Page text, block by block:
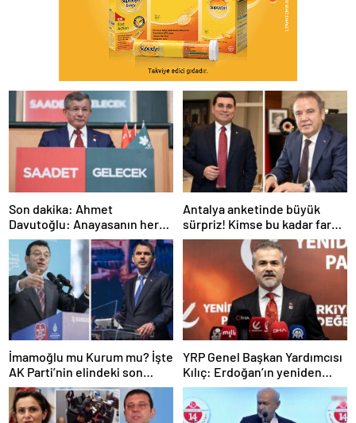
Son dakika: Ahmet
Davutoğlu: Anayasanın her
şeyini tartışalım
Antalya anketinde büyük
sürpriz! Kimse bu kadar fark
beklemiyordu
İmamoğlu mu Kurum mu? İşte
AK Parti’nin elindeki son
İstanbul anketi
YRP Genel Başkan Yardımcısı
Kılıç: Erdoğan’ın yeniden
adaylığına hiçbir muhalefet
partisi evet demeyecektir